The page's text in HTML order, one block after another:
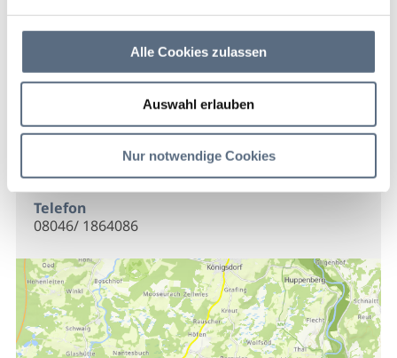
Alle Cookies zulassen
Auswahl erlauben
Nur notwendige Cookies
Kontakt
Bella Italia im Bierhäusl
Bierhäuslweg 11
Telefon
08046/ 1864086